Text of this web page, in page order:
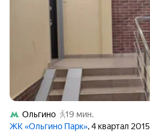
Ольгино
19 мин.
ЖК «Ольгино Парк», 4 квартал 2015